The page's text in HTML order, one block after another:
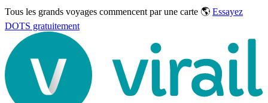
Tous les grands voyages commencent par une carte 🌎 Essayez
DOTS gratuitement